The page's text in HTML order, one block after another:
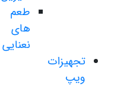
طعم
های
نعنایی
تجهیزات
ویپ